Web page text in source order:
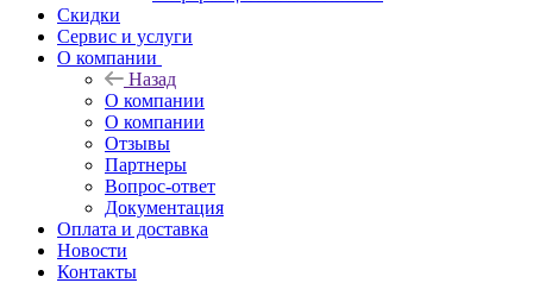
Скидки
Сервис и услуги
О компании
Назад
О компании
О компании
Отзывы
Партнеры
Вопрос-ответ
Документация
Оплата и доставка
Новости
Контакты